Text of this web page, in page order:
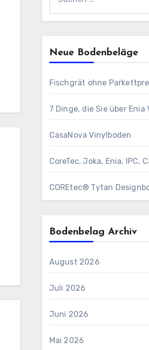
nach:
Neue Bodenbeläge
Fischgrät ohne
7 Dinge, die Sie über Enia
CasaNova Vinylboden
CoreTec, Joka, Enia, IPC,
COREtec® Tytan
Bodenbelag Archiv
August 2026
Juli 2026
Juni 2026
Mai 2026